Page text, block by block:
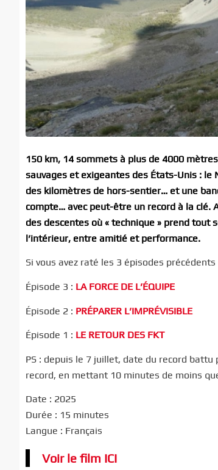
150 km, 14 sommets à plus de 4000
sauvages et exigeantes des États-Unis : le
des kilomètres de hors-sentier… et une
compte… avec peut-être un record à la
des descentes où « technique » prend tout
l’intérieur, entre amitié et performance.
Si vous avez raté les 3 épisodes
Épisode 3 : LA FORCE DE L’ÉQUIPE
Épisode 2 : PRÉPARER L’IMPRÉVISIBLE
Épisode 1 : LE RETOUR DES FKT
PS : depuis le 7 juillet, date du record battu
record, en mettant 10 minutes de moins
Date : 2025
Durée : 15 minutes
Langue : Français
Voir le film ICI